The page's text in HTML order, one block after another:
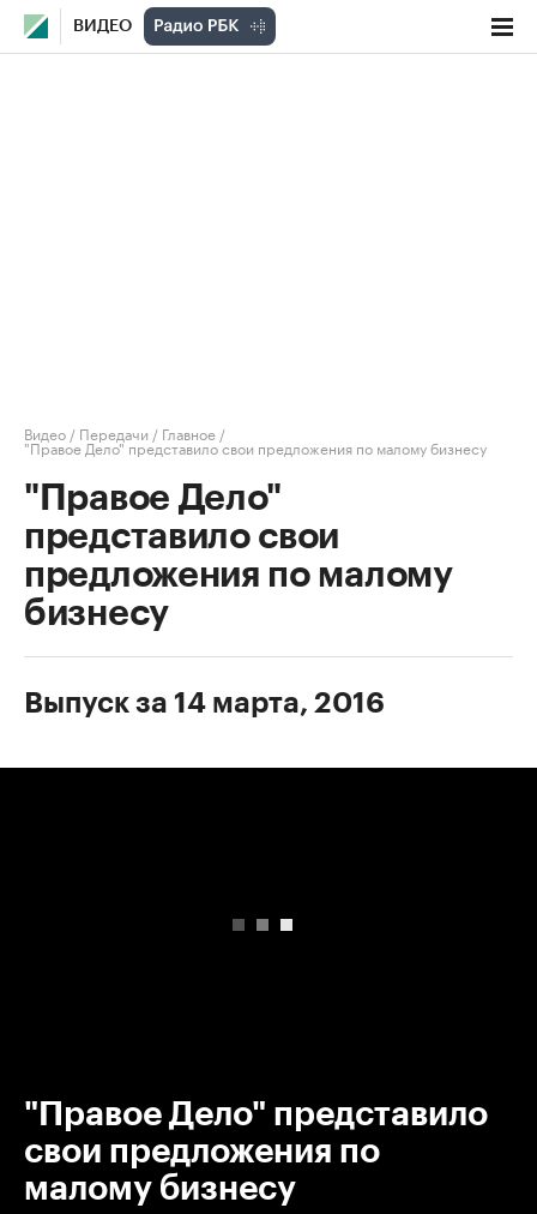
ВИДЕО
Видео / Передачи / Главное /
"Правое Дело" представило свои предложения по малому бизнесу
"Правое Дело"
представило свои
предложения по малому
бизнесу
Выпуск за 14 марта, 2016
"Правое Дело" представило
свои предложения по
малому бизнесу